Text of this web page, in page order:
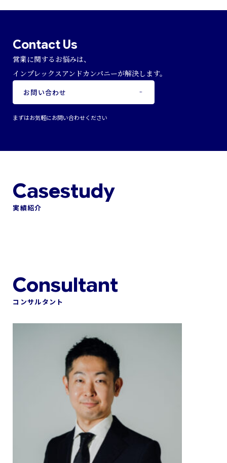
Contact Us
営業に関するお悩みは、
インプレックスアンドカンパニーが解決します。
お問い合わせ
まずはお気軽にお問い合わせください
実績紹介
コンサルタント